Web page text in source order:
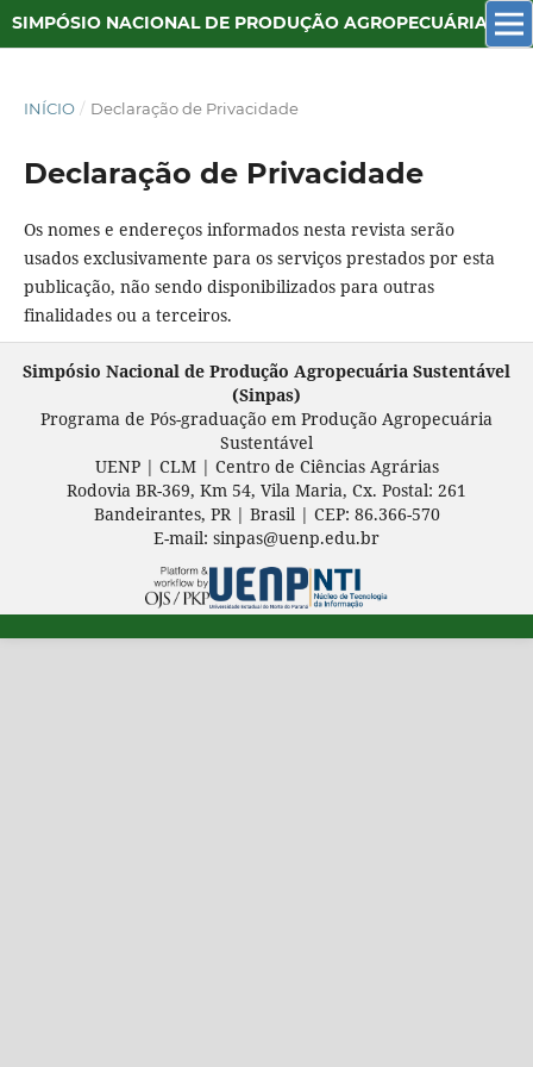
SIMPÓSIO NACIONAL DE PRODUÇÃO AGROPECUÁRIA SUSTENTÁVEL
INÍCIO / Declaração de Privacidade
Declaração de Privacidade
Os nomes e endereços informados nesta revista serão
usados exclusivamente para os serviços prestados por esta
publicação, não sendo disponibilizados para outras
finalidades ou a terceiros.
Simpósio Nacional de Produção Agropecuária Sustentável
(Sinpas)
Programa de Pós-graduação em Produção Agropecuária
Sustentável
UENP | CLM | Centro de Ciências Agrárias
Rodovia BR-369, Km 54, Vila Maria, Cx. Postal: 261
Bandeirantes, PR | Brasil | CEP: 86.366-570
E-mail: sinpas@uenp.edu.br